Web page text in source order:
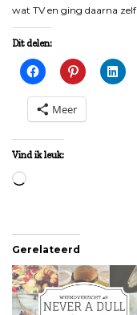
wat TV en ging daarna
Dit delen:
Meer
Vind ik leuk:
Aan
Gerelateerd